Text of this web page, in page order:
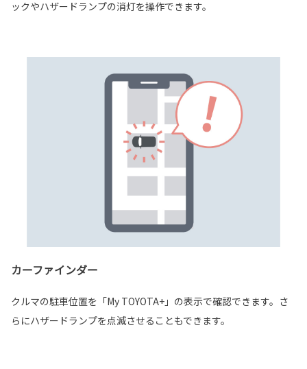
ックやハザードランプの消灯を操作できます。
カーファインダー
クルマの駐車位置を「My TOYOTA+」の表示で確認できます。さ
らにハザードランプを点滅させることもできます。